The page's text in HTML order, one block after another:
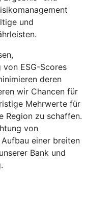
und
ESG-Scores
deren
wir Chancen für
Mehrwerte für
Region zu schaffen.
von
einer breiten
Bank und